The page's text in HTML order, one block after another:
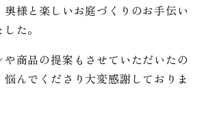
様と楽しいお庭づくりのお手伝い
た。
商品の提案もさせていただいたの
んでくださり大変感謝しておりま